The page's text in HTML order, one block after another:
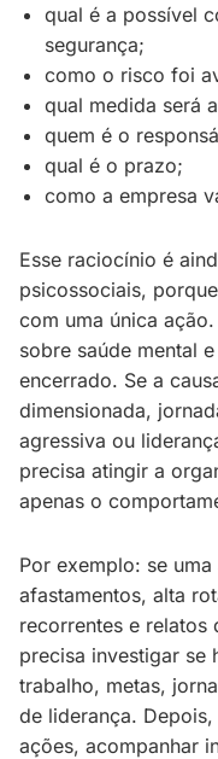
qual é a possível
segurança;
como o risco foi
qual medida será
quem é o
qual é o prazo;
como a empresa
Esse raciocínio é
psicossociais,
com uma única
sobre saúde mental
encerrado. Se a
dimensionada,
agressiva ou
precisa atingir a
apenas o
Por exemplo: se
afastamentos, alta
recorrentes e relatos
precisa investigar se
trabalho, metas,
de liderança.
ações, acompanhar